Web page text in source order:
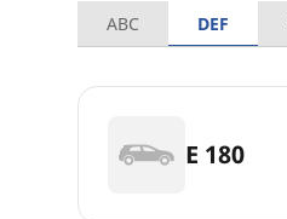
ABC DEF
E 180